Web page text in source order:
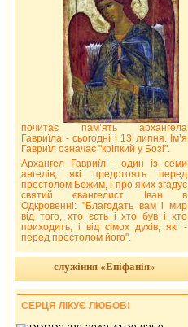
почитає пам’ять архангела
Гавриїла - сьогодні і 13 липня. Ім’я
Гавриїл означає "кріпкий у Бозі".
Архангел Гавриїл - один із семи
ангелів, які предстоять перед
престолом Божим, і про яких згадує
святий євангелист Іван в
Одкровенні: "Благодать вам і мир
від того, хто єсть і хто був і хто
приходить; і від сімох духів, які -
перед престолом його".
служіння «Епіфанія»
СЕРЦЯ ЛІКУЄ ЛЮБОВ!